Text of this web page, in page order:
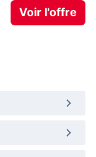
Voir l'offre